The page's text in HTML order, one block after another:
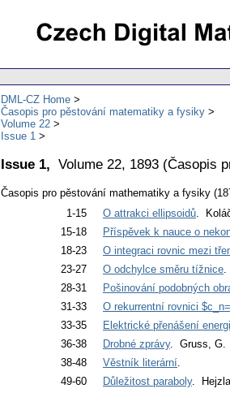
DML-CZ Home
Časopis pro pěstování matematiky a fysiky
Volume 22
Issue 1
Issue 1, Volume 22, 1893 (Časopis
Časopis pro pěstování mathematiky a fysiky
1-15
O attrakci ellipsoidů.
15-18
Příspěvek k nauce o
18-23
O integraci rovnic mezi
23-27
O odchylce směru tížnice.
28-31
Pošinování podobných
31-33
O rekurrentní rovnici
33-35
Elektrické přenášení
36-38
Drobné zprávy. Gruss, G.
38-48
Věstník literární.
49-60
Důležitost paraboly.